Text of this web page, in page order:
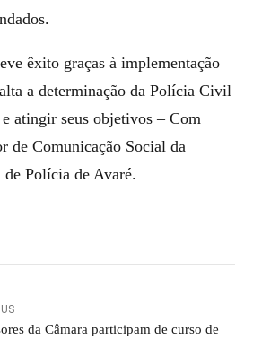
êxito graças à implementação
a determinação da Polícia Civil
atingir seus objetivos – Com
de Comunicação Social da
Polícia de Avaré.
da Câmara participam de curso de